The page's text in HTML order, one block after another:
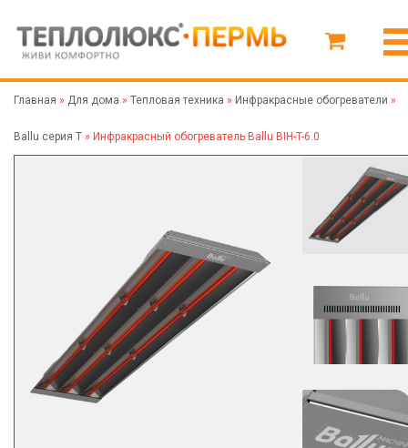
Главная » Для дома » Тепловая техника » Инфракрасные обогреватели »
Ballu серия T » Инфракрасный обогреватель Ballu BIH-T-6.0